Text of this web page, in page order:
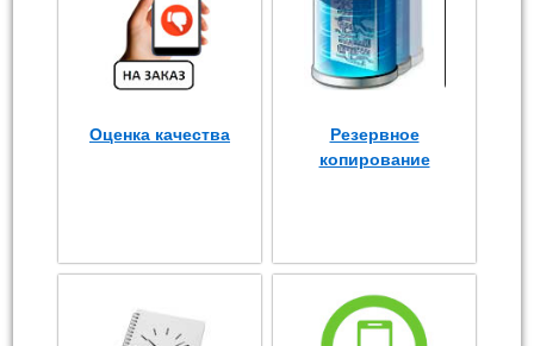
Оценка качества
Резервное
копирование